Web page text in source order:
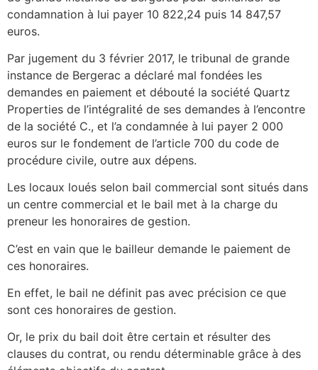
condamnation à lui payer 10 822,24 puis 14 847,57
euros.
Par jugement du 3 février 2017, le tribunal de grande
instance de Bergerac a déclaré mal fondées les
demandes en paiement et débouté la société Quartz
Properties de l’intégralité de ses demandes à l’encontre
de la société C., et l’a condamnée à lui payer 2 000
euros sur le fondement de l’article 700 du code de
procédure civile, outre aux dépens.
Les locaux loués selon bail commercial sont situés dans
un centre commercial et le bail met à la charge du
preneur les honoraires de gestion.
C’est en vain que le bailleur demande le paiement de
ces honoraires.
En effet, le bail ne définit pas avec précision ce que
sont ces honoraires de gestion.
Or, le prix du bail doit être certain et résulter des
clauses du contrat, ou rendu déterminable grâce à des